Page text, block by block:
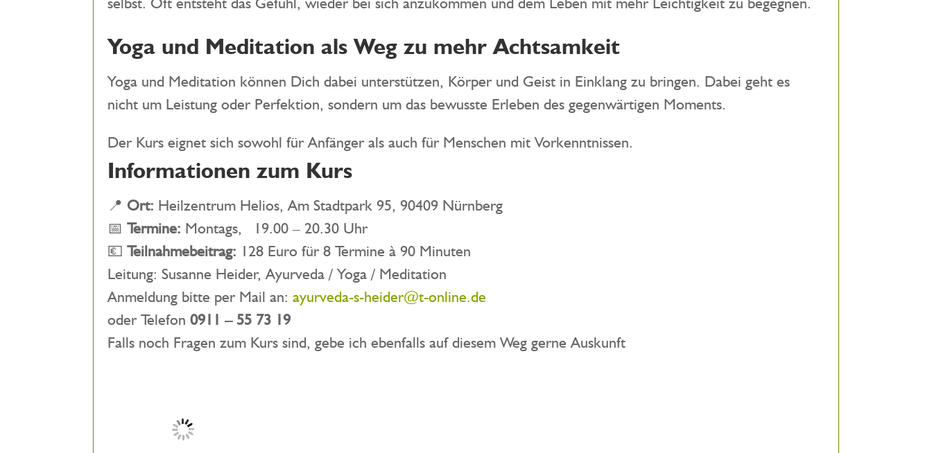
Yoga und Meditation als Weg zu mehr Achtsamkeit
Yoga und Meditation können Dich dabei unterstützen, Körper und Geist in Einklang zu bringen. Dabei geht es
nicht um Leistung oder Perfektion, sondern um das bewusste Erleben des gegenwärtigen Moments.
Der Kurs eignet sich sowohl für Anfänger als auch für Menschen mit Vorkenntnissen.
Informationen zum Kurs
📍Ort: Heilzentrum Helios, Am Stadtpark 95, 90409 Nürnberg
📅Termine: Montags, 19.00 – 20.30 Uhr
💶Teilnahmebeitrag: 128 Euro für 8 Termine à 90 Minuten
Leitung: Susanne Heider, Ayurveda / Yoga / Meditation
Anmeldung bitte per Mail an:ayurveda-s-heider@t-online.de
oder Telefon 0911 – 55 73 19
Falls noch Fragen zum Kurs sind, gebe ich ebenfalls auf diesem Weg gerne Auskunft